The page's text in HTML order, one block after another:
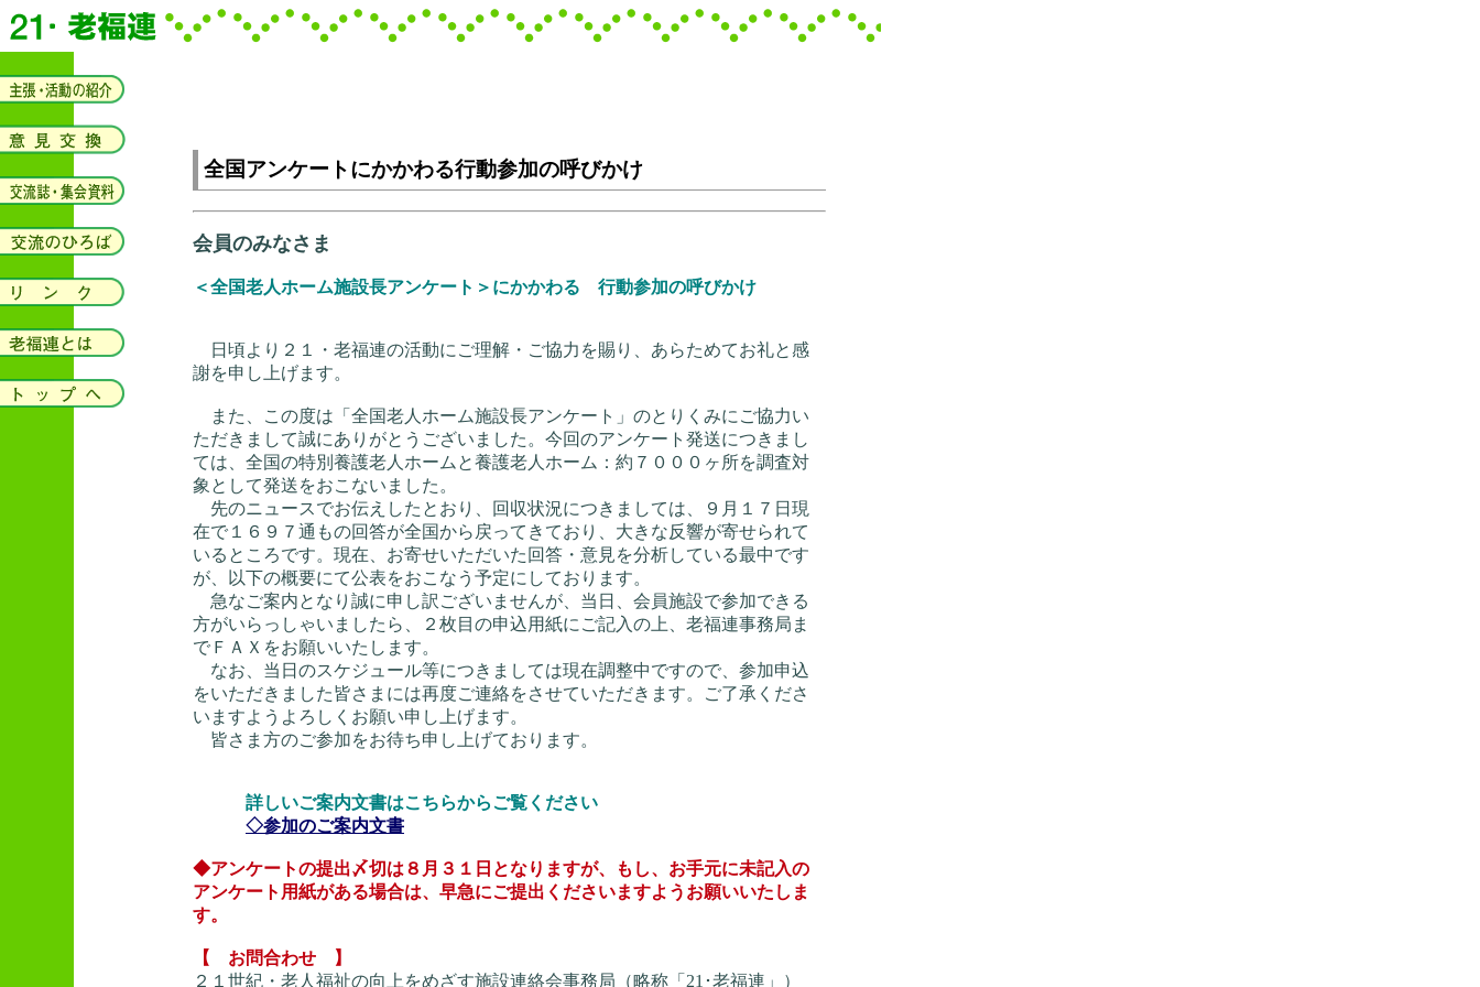
全国アンケートにかかわる行動参加の呼びかけ
会員のみなさま
＜全国老人ホーム施設長アンケート＞にかかわる 行動参加の呼びかけ
日頃より２１・老福連の活動にご理解・ご協力を賜り、あらためてお礼と感
謝を申し上げます。
また、この度は「全国老人ホーム施設長アンケート」のとりくみにご協力い
ただきまして誠にありがとうございました。今回のアンケート発送につきまし
ては、全国の特別養護老人ホームと養護老人ホーム：約７０００ヶ所を調査対
象として発送をおこないました。
先のニュースでお伝えしたとおり、回収状況につきましては、９月１７日現
在で１６９７通もの回答が全国から戻ってきており、大きな反響が寄せられて
いるところです。現在、お寄せいただいた回答・意見を分析している最中です
が、以下の概要にて公表をおこなう予定にしております。
急なご案内となり誠に申し訳ございませんが、当日、会員施設で参加できる
方がいらっしゃいましたら、２枚目の申込用紙にご記入の上、老福連事務局ま
でＦＡＸをお願いいたします。
なお、当日のスケジュール等につきましては現在調整中ですので、参加申込
をいただきました皆さまには再度ご連絡をさせていただきます。ご了承くださ
いますようよろしくお願い申し上げます。
皆さま方のご参加をお待ち申し上げております。
詳しいご案内文書はこちらからご覧ください
◇参加のご案内文書
◆アンケートの提出〆切は８月３１日となりますが、もし、お手元に未記入の
アンケート用紙がある場合は、早急にご提出くださいますようお願いいたしま
す。
【 お問合わせ 】
２１世紀・老人福祉の向上をめざす施設連絡会事務局（略称「21･老福連」）